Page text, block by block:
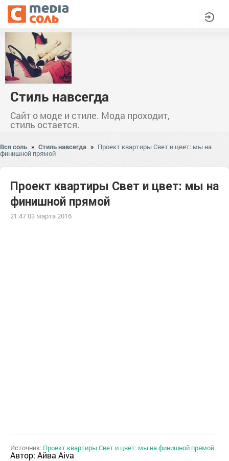
Стиль навсегда
Сайт о моде и стиле. Мода проходит,
стиль остается.
Вся соль » Стиль навсегда » Проект квартиры Свет и цвет: мы на
финишной прямой
Проект квартиры Свет и цвет: мы на
финишной прямой
21:47 03 марта 2016
Источник: Проект квартиры Свет и цвет: мы на финишной прямой
Автор: Айва Aiva